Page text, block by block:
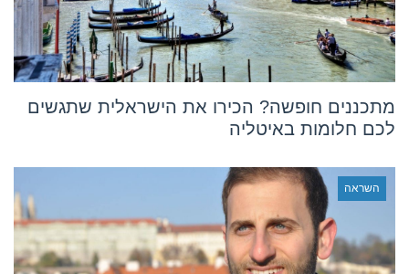
מתכננים חופשה? הכירו את הישראלית שתגשים
לכם חלומות באיטליה
השראה